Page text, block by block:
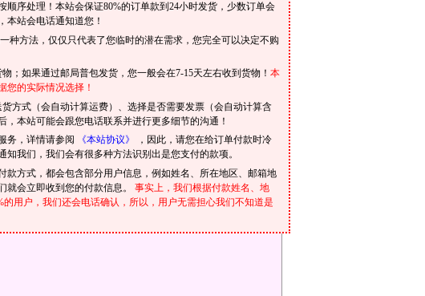
序处理！本站会保证80%的订单款到24小时发货，少数订单会
本站会电话通知道您！
种方法，仅仅只代表了您临时的潜在需求，您完全可以决定不购
；如果通过邮局普包发货，您一般会在7-15天左右收到货物！ 本
您的实际情况选择！
方式（会自动计算运费）、选择是否需要发票（会自动计算含
本站可能会跟您电话联系并进行更多细节的沟通！
务，详情请参阅
《本站协议》
，因此，请您在给订单付款时冷
我们，我们会有很多种方法识别出是您支付的款项。
方式，都会包含部分用户信息，例如姓名、所在地区、邮箱地
就会立即收到您的付款信息。 事实上，我们根据付款姓名、地
用户，我们还会电话确认，所以，用户无需担心我们不知道是